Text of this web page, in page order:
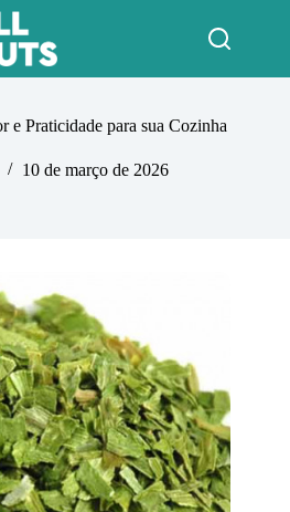
e Praticidade para sua Cozinha
10 de março de 2026